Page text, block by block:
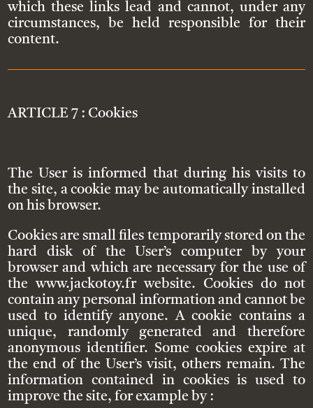
which these links lead and cannot, under any
circumstances, be held responsible for their
content.
ARTICLE 7 : Cookies
The User is informed that during his visits to
the site, a cookie may be automatically installed
on his browser.
Cookies are small files temporarily stored on the
hard disk of the User’s computer by your
browser and which are necessary for the use of
the www.jackotoy.fr website. Cookies do not
contain any personal information and cannot be
used to identify anyone. A cookie contains a
unique, randomly generated and therefore
anonymous identifier. Some cookies expire at
the end of the User’s visit, others remain. The
information contained in cookies is used to
improve the site, for example by :